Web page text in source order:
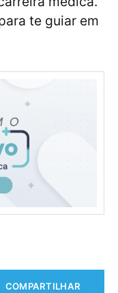
te guiar em
COMPARTILHAR